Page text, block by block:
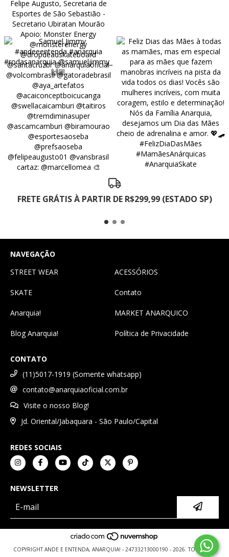
FRETE GRÁTIS À PARTIR DE R$299,99 (ESTADO SP)
NAVEGAÇÃO
STREET WEAR
ACESSÓRIOS
SKATE Contato
Anarquia! MARKET ANARQUICO
Blog Anarquia! Política de Privacidade
CONTATO
(11)5017-1919 (Somente whatsapp)
contato@anarquiaoficial.com.br
Visite o nosso Blog!
Jd. Oriental/Jabaquara - São Paulo/Capital
REDES SOCIAIS
NEWSLETTER
COPYRIGHT ANDE E ENTENDA, ANARQUIA! - 24733213000190 - 2026. TODOS OS